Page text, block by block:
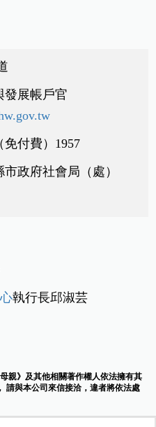
發展帳戶官
付費） 1957
政府社會局（處）
執行長邱淑芸
親》及其他相關著作權人依法擁有其
請與本公司來信接洽，違者將依法處